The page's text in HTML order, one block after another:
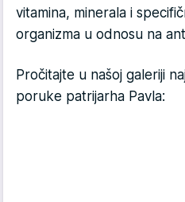
vitamina, minerala i
organizma u odnosu na
Pročitajte u našoj galeriji
poruke patrijarha Pavla: